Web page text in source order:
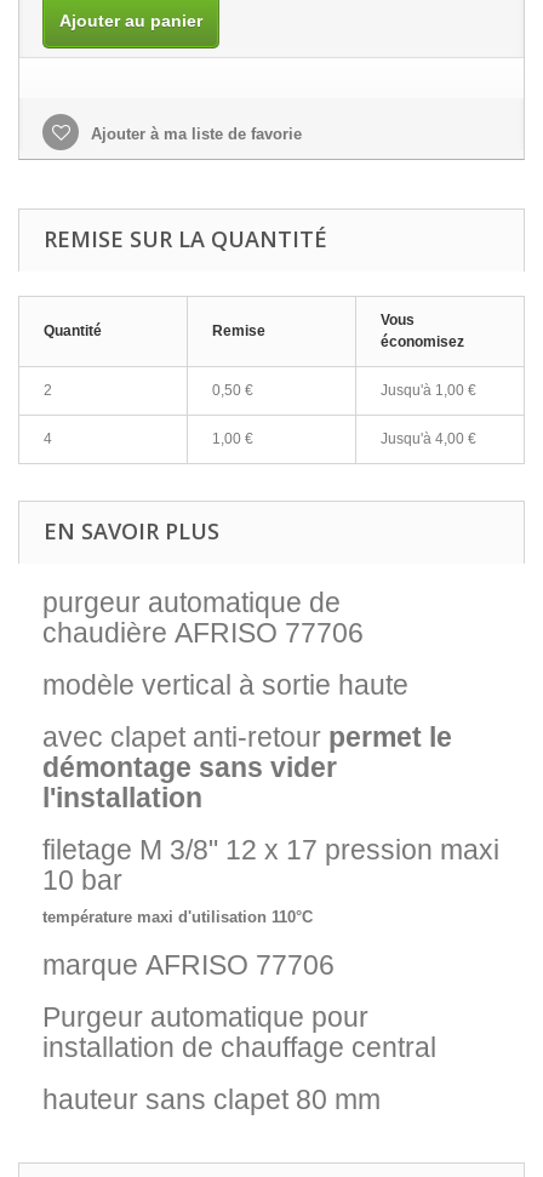
Ajouter au panier
Ajouter à ma liste de favorie
REMISE SUR LA QUANTITÉ
Quantité Remise
Vous
économisez
2 0,50 € Jusqu'à 1,00 €
4 1,00 € Jusqu'à 4,00 €
EN SAVOIR PLUS
purgeur automatique de
chaudière AFRISO 77706
modèle vertical à sortie haute
avec clapet anti-retour permet le
démontage sans vider
l'installation
filetage M 3/8" 12 x 17 pression maxi
10 bar
température maxi d'utilisation 110°C
marque AFRISO 77706
Purgeur automatique pour
installation de chauffage central
hauteur sans clapet 80 mm